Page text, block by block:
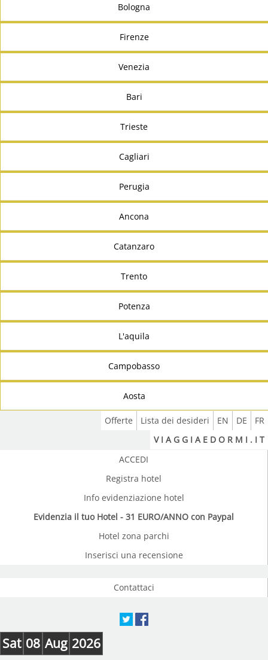
Bologna
Firenze
Venezia
Bari
Trieste
Cagliari
Perugia
Ancona
Catanzaro
Trento
Potenza
L'aquila
Campobasso
Aosta
FR
DE
EN
Lista dei desideri
Offerte
V I A G G I A E D O R M I . I T
ACCEDI
Registra hotel
Info evidenziazione hotel
Evidenzia il tuo Hotel - 31 EURO/ANNO con Paypal
Hotel zona parchi
Inserisci una recensione
Contattaci
Sat 08 Aug 2026